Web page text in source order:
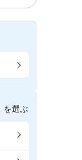
を選ぶ